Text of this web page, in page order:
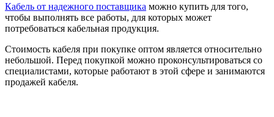
Кабель от надежного поставщика можно купить для того,
чтобы выполнять все работы, для которых может
потребоваться кабельная продукция.
Стоимость кабеля при покупке оптом является относительно
небольшой. Перед покупкой можно проконсультироваться со
специалистами, которые работают в этой сфере и занимаются
продажей кабеля.